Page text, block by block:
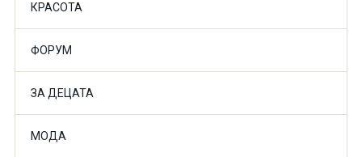
КРАСОТА
ФОРУМ
ЗА ДЕЦАТА
МОДА